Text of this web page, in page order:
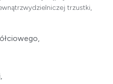
trzustki,